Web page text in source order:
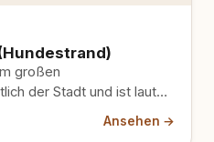
großen
der Stadt und ist laut
Ansehen →